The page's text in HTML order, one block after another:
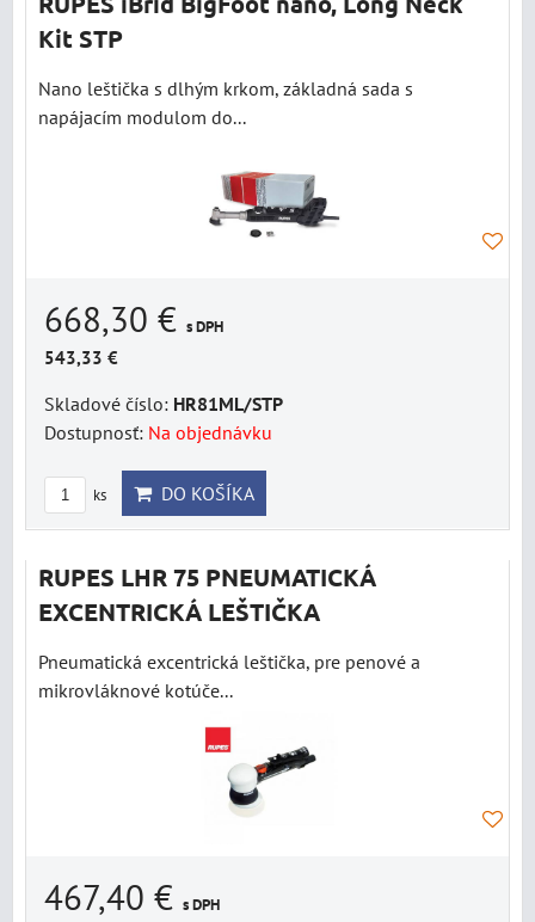
Kit STP
Nano leštička s dlhým krkom, základná sada s
napájacím modulom do...
668,30 € s DPH
543,33 €
Skladové číslo: HR81ML/STP
Dostupnosť: Na objednávku
ks DO KOŠÍKA
RUPES LHR 75 PNEUMATICKÁ
EXCENTRICKÁ LEŠTIČKA
Pneumatická excentrická leštička, pre penové a
mikrovláknové kotúče...
467,40 € s DPH